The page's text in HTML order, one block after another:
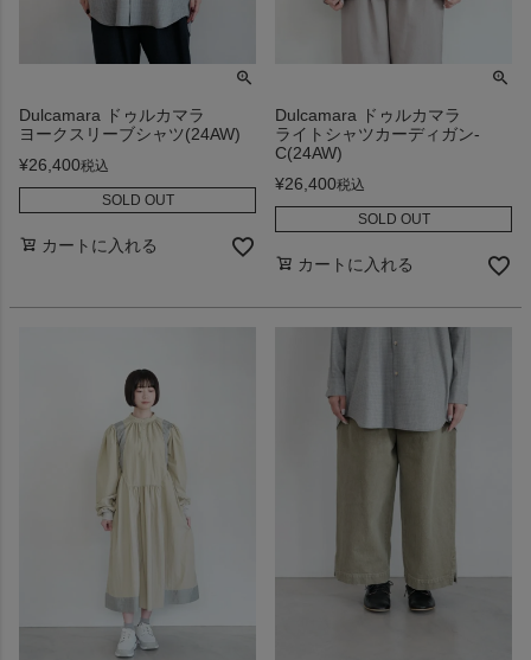
Dulcamara ドゥルカマラ
ヨークスリーブシャツ(24AW)
¥26,400税込
SOLD OUT
カートに入れる
Dulcamara ドゥルカマラ
ライトシャツカーディガン-
C(24AW)
¥26,400税込
SOLD OUT
カートに入れる